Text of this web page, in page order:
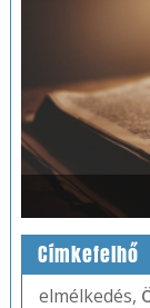
Címkefelhő
elmélkedés,